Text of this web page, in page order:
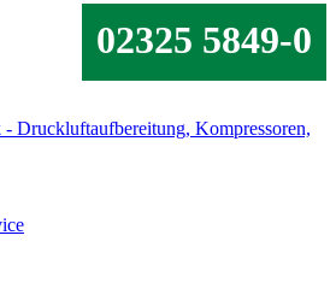
02325 5849-0